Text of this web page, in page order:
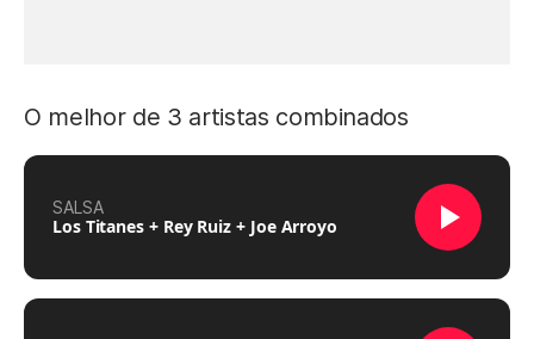
O melhor de 3 artistas combinados
SALSA
Los Titanes + Rey Ruiz + Joe Arroyo